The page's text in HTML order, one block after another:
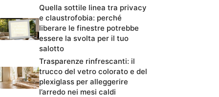
Quella sottile linea tra privacy
e claustrofobia: perché
liberare le finestre potrebbe
essere la svolta per il tuo
salotto
Trasparenze rinfrescanti: il
trucco del vetro colorato e del
plexiglass per alleggerire
l’arredo nei mesi caldi